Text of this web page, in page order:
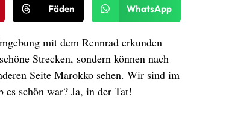
Fäden WhatsApp
mit dem Rennrad erkunden
Strecken, sondern können nach
Seite Marokko sehen. Wir sind im
schön war? Ja, in der Tat!